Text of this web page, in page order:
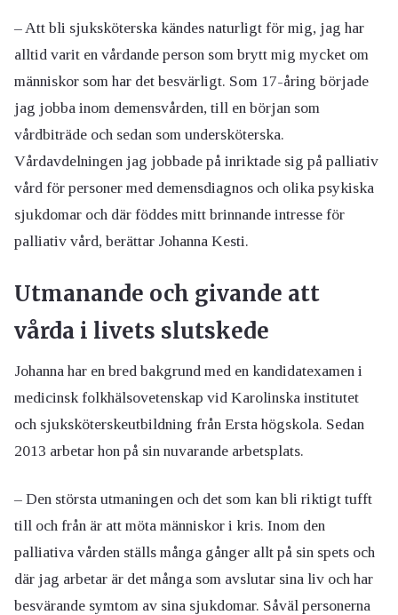
– Att bli sjuksköterska kändes naturligt för mig, jag har
alltid varit en vårdande person som brytt mig mycket om
människor som har det besvärligt. Som 17-åring började
jag jobba inom demensvården, till en början som
vårdbiträde och sedan som undersköterska.
Vårdavdelningen jag jobbade på inriktade sig på palliativ
vård för personer med demensdiagnos och olika psykiska
sjukdomar och där föddes mitt brinnande intresse för
palliativ vård, berättar Johanna Kesti.
Utmanande och givande att
vårda i livets slutskede
Johanna har en bred bakgrund med en kandidatexamen i
medicinsk folkhälsovetenskap vid Karolinska institutet
och sjuksköterskeutbildning från Ersta högskola. Sedan
2013 arbetar hon på sin nuvarande arbetsplats.
– Den största utmaningen och det som kan bli riktigt tufft
till och från är att möta människor i kris. Inom den
palliativa vården ställs många gånger allt på sin spets och
där jag arbetar är det många som avslutar sina liv och har
besvärande symtom av sina sjukdomar. Såväl personerna